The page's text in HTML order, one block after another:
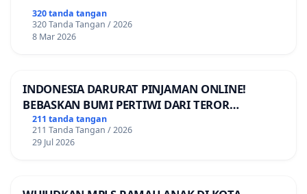
KEJELASAN SUMBER GAJI POKOK
320 tanda tangan
320 Tanda Tangan / 2026
8 Mar 2026
INDONESIA DARURAT PINJAMAN ONLINE!
BEBASKAN BUMI PERTIWI DARI TEROR
PINJAMAN ONLINE! TUTUP PINJOL!
211 tanda tangan
211 Tanda Tangan / 2026
29 Jul 2026